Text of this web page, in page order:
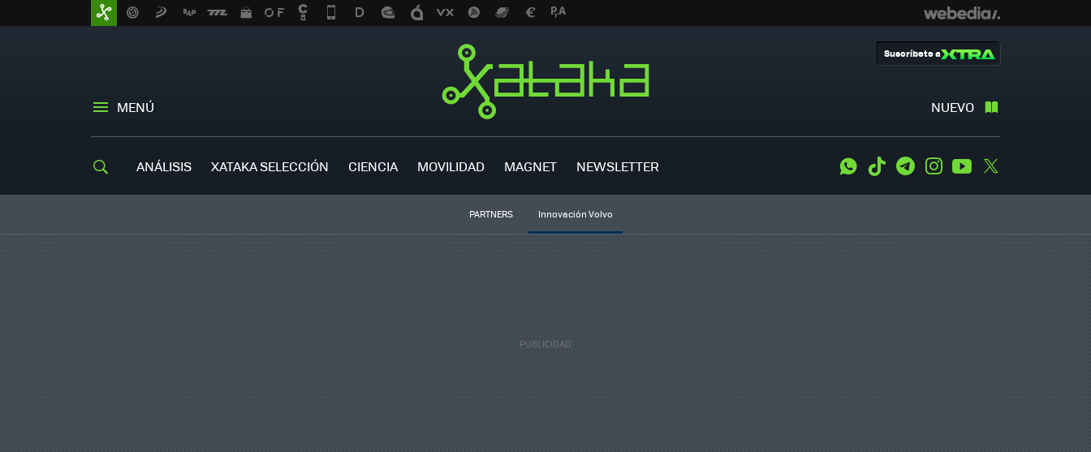
MENÚ NUEVO
Suscríbete a
ANÁLISIS XATAKA SELECCIÓN CIENCIA MOVILIDAD MAGNET NEWSLETTER WhatsApp
Tiktok TelegramInstagramYoutube
PARTNERS Innovación Volvo